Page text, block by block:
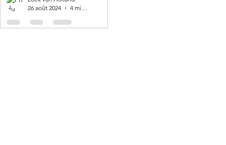
26 août 2024
4 min de lecture